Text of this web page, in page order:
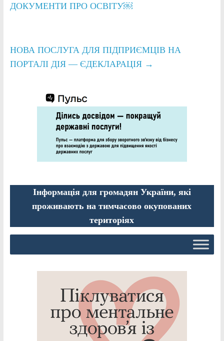
ДОКУМЕНТИ ПРО ОСВІТУ￼
НОВА ПОСЛУГА ДЛЯ ПІДПРИЄМЦІВ НА
ПОРТАЛІ ДІЯ — ЄДЕКЛАРАЦІЯ →
Інформація для громадян України, які
проживають на тимчасово окупованих
територіях